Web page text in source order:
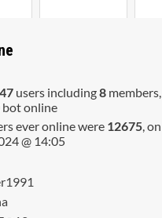
users including8members,
bot online
ever online were 12675, on
@ 14:05